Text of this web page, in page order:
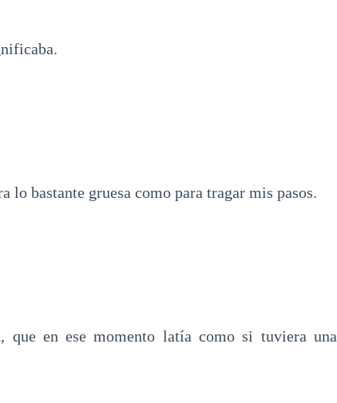
bastante gruesa como para tragar mis pasos.
que en ese momento latía como si tuviera una